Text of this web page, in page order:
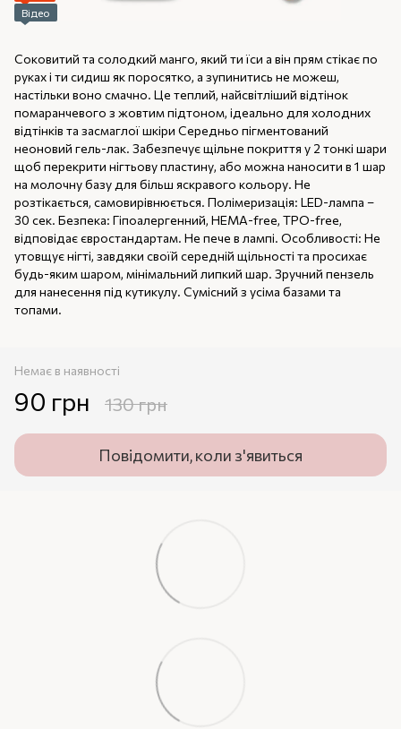
Відео
Соковитий та солодкий манго, який ти їси а він прям стікає по
руках і ти сидиш як поросятко, а зупинитись не можеш,
настільки воно смачно. Це теплий, найсвітліший відтінок
помаранчевого з жовтим підтоном, ідеально для холодних
відтінків та засмаглої шкіри Середньо пігментований
неоновий гель-лак. Забезпечує щільне покриття у 2 тонкі шари
щоб перекрити нігтьову пластину, або можна наносити в 1 шар
на молочну базу для більш яскравого кольору. Не
розтікається, самовирівнюється. Полімеризація: LED-лампа –
30 сек. Безпека: Гіпоалергенний, HEMA-free, TPO-free,
відповідає євростандартам. Не пече в лампі. Особливості: Не
утовщує нігті, завдяки своїй середній щільності та просихає
будь-яким шаром, мінімальний липкий шар. Зручний пензель
для нанесення під кутикулу. Сумісний з усіма базами та
топами.
Немає в наявності
90 грн 130 грн
Повідомити, коли з'явиться